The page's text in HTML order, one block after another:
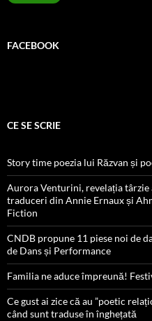
FACEBOOK
CE SE SCRIE
Story time poezia lui Răzvan și
Aurora Venturini, revelația
traduceri din Annie Ernaux și
Fiction
CNDB propune 11 piese noi de
de Dans și Performance
Familia ne aduce împreună!
Ce gust ai zice că au ”poetic
când sunt traduse în înghețată